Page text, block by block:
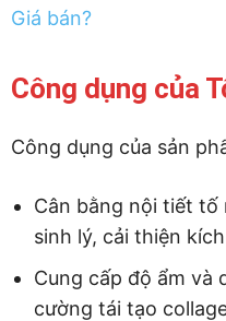
Giá bán?
Công dụng của
Công dụng của sản
Cân bằng nội tiết tố
sinh lý, cải thiện
Cung cấp độ ẩm và
cường tái tạo